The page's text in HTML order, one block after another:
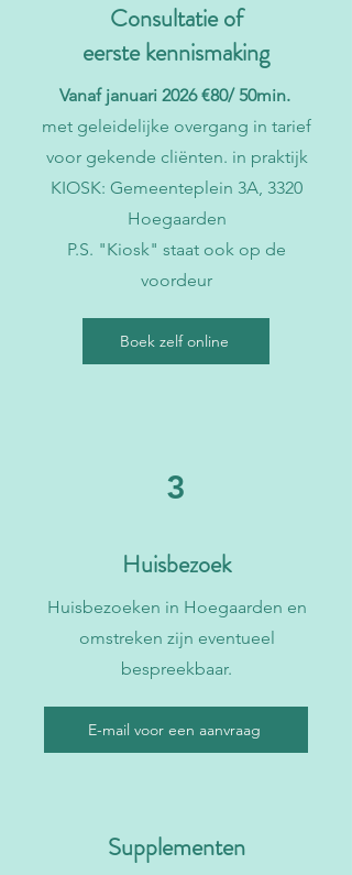
Consultatie of
eerste kennismaking
Vanaf januari 2026 €80/ 50min.
met geleidelijke overgang in tarief
voor gekende cliënten. in praktijk
KIOSK: Gemeenteplein 3A, 3320
Hoegaarden
P.S. "Kiosk" staat ook op de
voordeur
Boek zelf online
3
Huisbezoek
Huisbezoeken in Hoegaarden en
omstreken zijn eventueel
bespreekbaar.
E-mail voor een aanvraag
Supplementen